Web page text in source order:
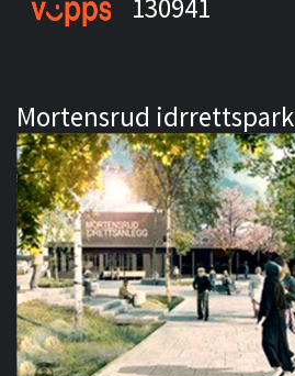
130941
Mortensrud idrrettspark